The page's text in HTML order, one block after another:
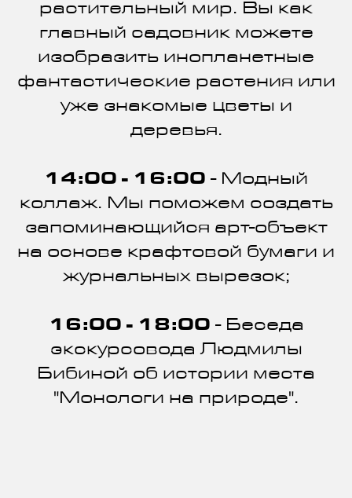
растительный мир. Вы как
главный садовник можете
изобразить инопланетные
фантастические растения или
уже знакомые цветы и
деревья.
14:00 - 16:00 - Модный
коллаж. Мы поможем создать
запоминающийся арт-объект
на основе крафтовой бумаги и
журнальных вырезок;
16:00 - 18:00 - Беседа
экскурсовода Людмилы
Бибиной об истории места
"Монологи на природе".